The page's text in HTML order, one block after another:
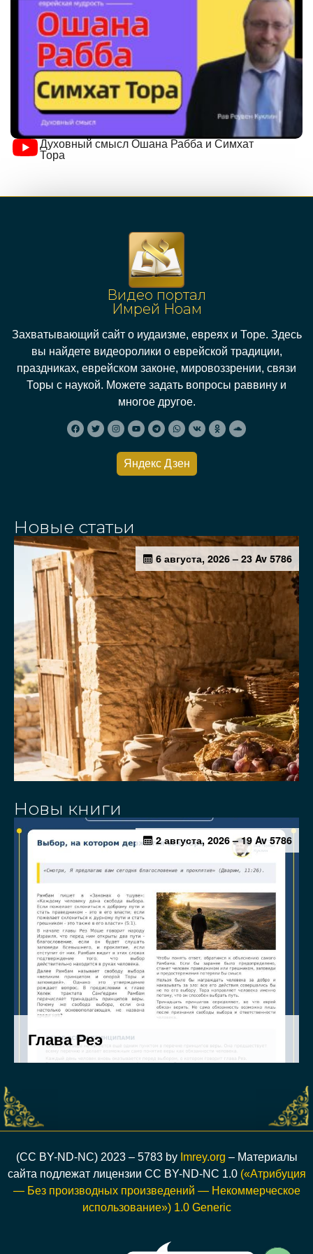
Духовный смысл Ошана Рабба и Симхат
Тора
Видео портал
Имрей Ноам
Захватывающий сайт о иудаизме, евреях и Торе. Здесь
вы найдете видеоролики о еврейской традиции,
праздниках, еврейском законе, мировоззрении, связи
Торы с наукой. Можете задать вопросы раввину и
многое другое.
Яндекс Дзен
Новые статьи
Новы книги
(CC BY-ND-NC) 2023 – 5783 by Imrey.org – Материалы
сайта подлежат лицензии CC BY-ND-NC 1.0(«Атрибуция
— Без производных произведений — Некоммерческое
использование») 1.0 Generic